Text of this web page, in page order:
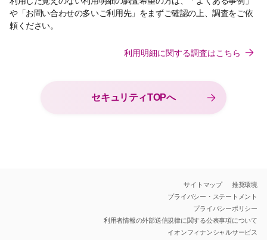
や「お問い合わせの多いご利用先」をまずご確認の上、調査をご依
頼ください。
利用明細に関する調査はこちら
セキュリティTOPへ
サイトマップ
推奨環境
プライバシー・ステートメント
プライバシーポリシー
利用者情報の外部送信規律に関する公表事項について
イオンフィナンシャルサービス